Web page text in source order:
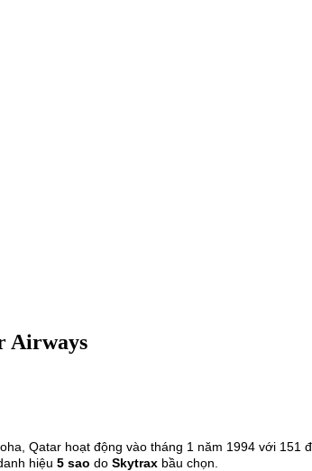
Airways
Qatar hoạt động vào tháng 1 năm 1994 với
hiệu 5 sao do Skytrax bầu chọn.